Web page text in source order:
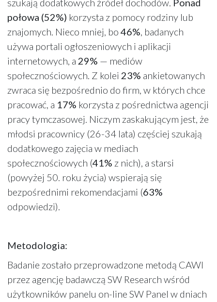
szukają dodatkowych źródeł dochodów. Ponad
połowa (52%) korzysta z pomocy rodziny lub
znajomych. Nieco mniej, bo 46%, badanych
używa portali ogłoszeniowych i aplikacji
internetowych, a 29% — mediów
społecznościowych. Z kolei 23% ankietowanych
zwraca się bezpośrednio do firm, w których chce
pracować, a 17% korzysta z pośrednictwa agencji
pracy tymczasowej. Niczym zaskakującym jest, że
młodsi pracownicy (26-34 lata) częściej szukają
dodatkowego zajęcia w mediach
społecznościowych (41% z nich), a starsi
(powyżej 50. roku życia) wspierają się
bezpośrednimi rekomendacjami (63%
odpowiedzi).
Metodologia:
Badanie zostało przeprowadzone metodą CAWI
przez agencję badawczą SW Research wśród
użytkowników panelu on-line SW Panel w dniach